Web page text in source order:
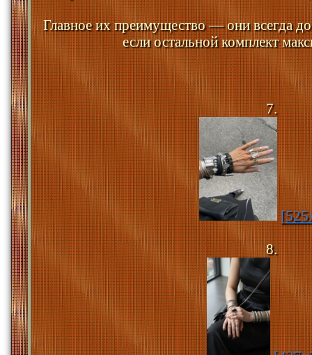
Главное их преимущество — они всегда
если остальной комплект
7.
8.